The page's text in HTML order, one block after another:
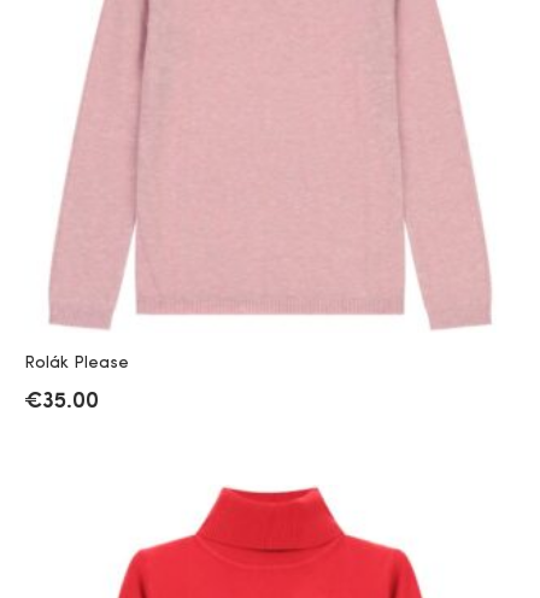
Rolák Please
€35.00